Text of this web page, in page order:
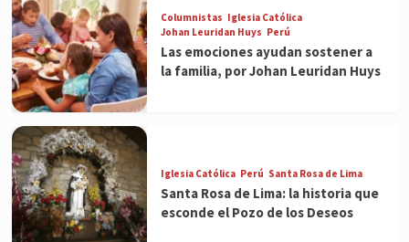
Columnistas Iglesia Católica
Johan Leuridan Huys Perú
Las emociones ayudan sostener a
la familia, por Johan Leuridan Huys
Iglesia Católica Perú Santa Rosa de Lima
Santa Rosa de Lima: la historia que
esconde el Pozo de los Deseos